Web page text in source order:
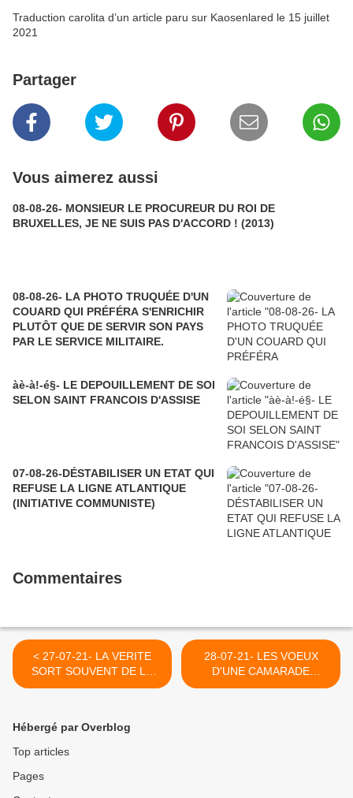
Traduction carolita d’un article paru sur Kaosenlared le 15 juillet
2021
Partager
Vous aimerez aussi
08-08-26- MONSIEUR LE PROCUREUR DU ROI DE
BRUXELLES, JE NE SUIS PAS D'ACCORD ! (2013)
08-08-26- LA PHOTO TRUQUÉE D'UN
COUARD QUI PRÉFÉRA S'ENRICHIR
PLUTÔT QUE DE SERVIR SON PAYS
PAR LE SERVICE MILITAIRE.
àè-à!-é§- LE DEPOUILLEMENT DE SOI
SELON SAINT FRANCOIS D'ASSISE
07-08-26-DÉSTABILISER UN ETAT QUI
REFUSE LA LIGNE ATLANTIQUE
(INITIATIVE COMMUNISTE)
Commentaires
< 27-07-21- LA VERITE
SORT SOUVENT DE LA
BOUCHE DU PEUPLE DES
28-07-21- LES VOEUX
D'UNE CAMARADE
AUTHENTIQUE QUI A DE
Hébergé par Overblog
Top articles
Pages